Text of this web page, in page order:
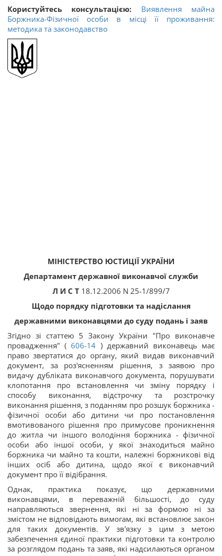
Користуйтесь консультацією:
Виявлення майна
Боржника-Фізичної особи в місці її проживання:
методика та законодавство
МІНІСТЕРСТВО ЮСТИЦІЇ УКРАЇНИ
Департамент державної виконавчої служби
Л И С Т 18.12.2006 N 25-1/899/7
Щодо порядку підготовки та надіслання
державними виконавцями до суду подань і заяв
Згідно зі статтею 5 Закону України "Про виконавче
провадження" (606-14 ) державний виконавець має
право звертатися до органу, який видав виконавчий
документ, за роз'ясненням рішення, з заявою про
видачу дубліката виконавчого документа, порушувати
клопотання про встановлення чи зміну порядку і
способу виконання, відстрочку та розстрочку
виконання рішення, з поданням про розшук боржника -
фізичної особи або дитини чи про постановлення
вмотивованого рішення про примусове проникнення
до житла чи іншого володіння боржника - фізичної
особи або іншої особи, у якої знаходиться майно
боржника чи майно та кошти, належні боржникові від
інших осіб або дитина, щодо якої є виконавчий
документ про її відібрання.
Однак, практика показує, що державними
виконавцями, в переважній більшості, до суду
направляються звернення, які ні за формою ні за
змістом не відповідають вимогам, які встановлює закон
для таких документів. У зв'язку з цим з метою
забезпечення єдиної практики підготовки та контролю
за розглядом подань та заяв, які надсилаються органом